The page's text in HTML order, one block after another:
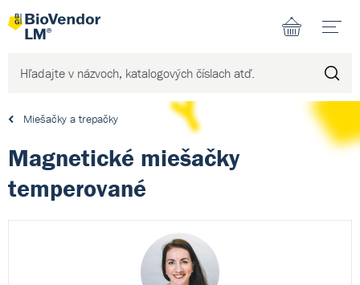
Miešačky a trepačky
Magnetické miešačky
temperované